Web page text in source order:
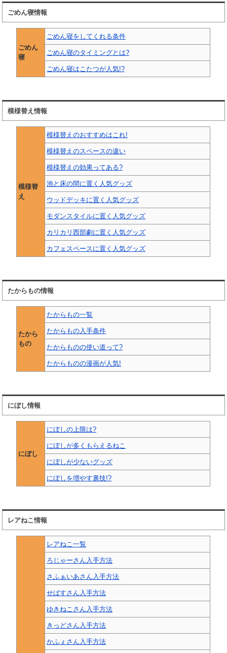
ごめん寝情報
ごめん
寝
ごめん寝をしてくれる条件
ごめん寝のタイミングとは?
ごめん寝はこたつが人気!?
模様替え情報
模様替
え
模様替えのおすすめはこれ!
模様替えのスペースの違い
模様替えの効果ってある?
池と床の間に置く人気グッズ
ウッドデッキに置く人気グッズ
モダンスタイルに置く人気グッズ
カリカリ西部劇に置く人気グッズ
カフェスペースに置く人気グッズ
たからもの情報
たから
もの
たからもの一覧
たからもの入手条件
たからものの使い道って?
たからものの漫画が人気!
にぼし情報
にぼし
にぼしの上限は?
にぼしが多くもらえるねこ
にぼしが少ないグッズ
にぼしを増やす裏技!?
レアねこ情報
レアねこ一覧
ろじゃーさん入手方法
さふぁいあさん入手方法
せばすさん入手方法
ゆきねこさん入手方法
きっどさん入手方法
かふぇさん入手方法